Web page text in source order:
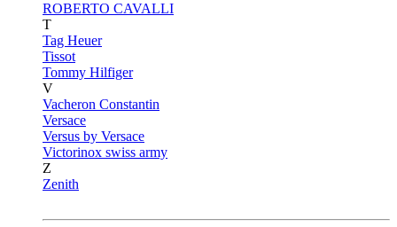
ROBERTO CAVALLI
T
Tag Heuer
Tissot
Tommy Hilfiger
V
Vacheron Constantin
Versace
Versus by Versace
Victorinox swiss army
Z
Zenith